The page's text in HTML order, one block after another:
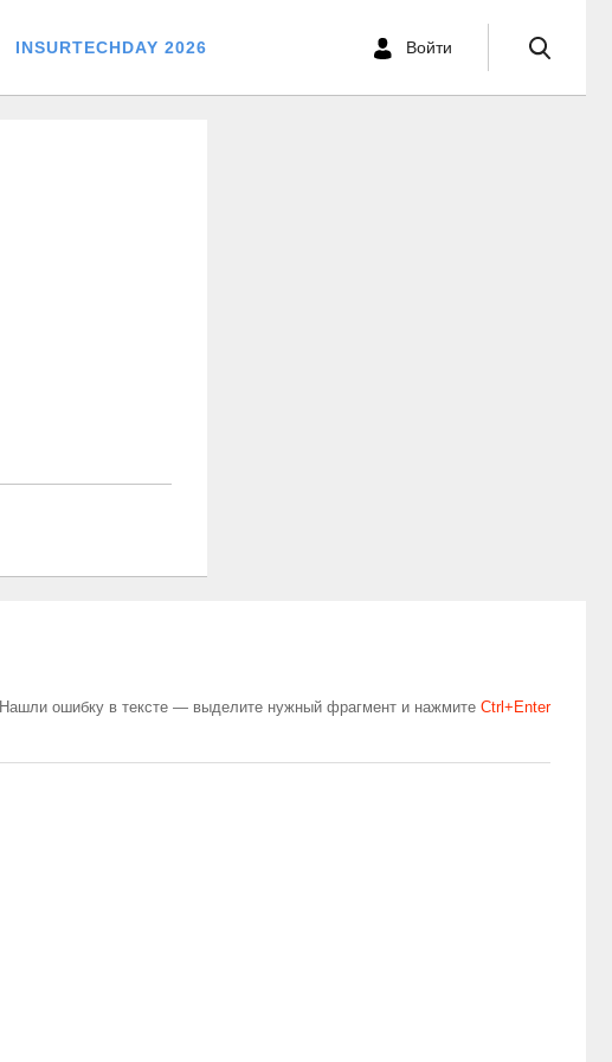
INSURTECHDAY 2026 Войти
Нашли ошибку в тексте — выделите нужный фрагмент и нажмите Сtrl+Enter